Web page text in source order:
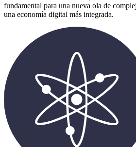
fundamental para una nueva ola de
una economía digital más integrada.